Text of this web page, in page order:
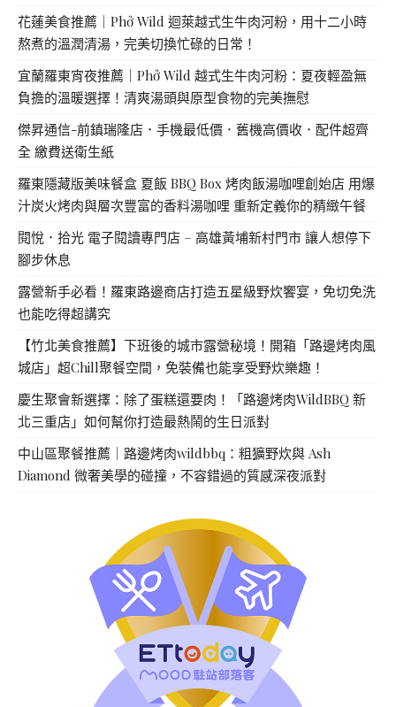
花蓮美食推薦｜Phở Wild 迴萊越式生牛肉河粉，用十二小時
熬煮的溫潤清湯，完美切換忙碌的日常！
宜蘭羅東宵夜推薦｜Phở Wild 越式生牛肉河粉：夏夜輕盈無
負擔的溫暖選擇！清爽湯頭與原型食物的完美撫慰
傑昇通信-前鎮瑞隆店．手機最低價．舊機高價收．配件超齊
全 繳費送衛生紙
羅東隱藏版美味餐盒 夏飯 BBQ Box 烤肉飯湯咖哩創始店 用爆
汁炭火烤肉與層次豐富的香料湯咖哩 重新定義你的精緻午餐
閱悅．拾光 電子閱讀專門店 – 高雄黃埔新村門市 讓人想停下
腳步休息
露營新手必看！羅東路邊商店打造五星級野炊饗宴，免切免洗
也能吃得超講究
【竹北美食推薦】下班後的城市露營秘境！開箱「路邊烤肉風
城店」超Chill聚餐空間，免裝備也能享受野炊樂趣！
慶生聚會新選擇：除了蛋糕還要肉！「路邊烤肉WildBBQ 新
北三重店」如何幫你打造最熱鬧的生日派對
中山區聚餐推薦｜路邊烤肉wildbbq：粗獷野炊與 Ash
Diamond 微奢美學的碰撞，不容錯過的質感深夜派對